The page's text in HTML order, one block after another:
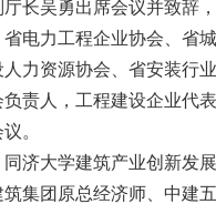
长吴勇出席会议并致辞 ，
电力工程企业协会、省
力资源协会、省安装行
责人
， 工程建设企业代
。
同济大学建筑产业创新发
集团原总经济师、中建